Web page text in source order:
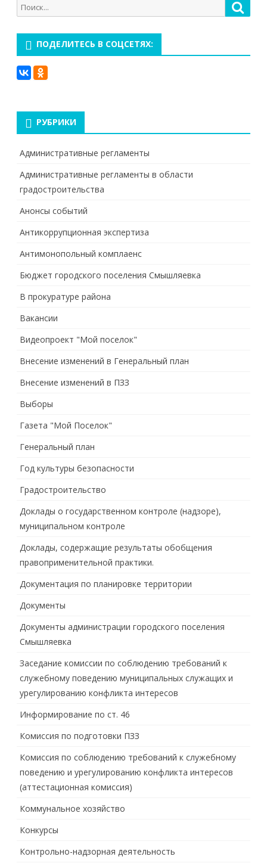
Поиск
для:
ПОДЕЛИТЕСЬ В СОЦСЕТЯХ:
РУБРИКИ
Административные регламенты
Административные регламенты в области
градостроительства
Анонсы событий
Антикоррупционная экспертиза
Антимонопольный комплаенс
Бюджет городского поселения Смышляевка
В прокуратуре района
Вакансии
Видеопроект "Мой поселок"
Внесение изменений в Генеральный план
Внесение изменений в ПЗЗ
Выборы
Газета "Мой Поселок"
Генеральный план
Год культуры безопасности
Градостроительство
Доклады о государственном контроле (надзоре),
муниципальном контроле
Доклады, содержащие результаты обобщения
правоприменительной практики.
Документация по планировке территории
Документы
Документы администрации городского поселения
Смышляевка
Заседание комиссии по соблюдению требований к
служебному поведению муниципальных служащих и
урегулированию конфликта интересов
Информирование по ст. 46
Комиссия по подготовки ПЗЗ
Комиссия по соблюдению требований к служебному
поведению и урегулированию конфликта интересов
(аттестационная комиссия)
Коммунальное хозяйство
Конкурсы
Контрольно-надзорная деятельность